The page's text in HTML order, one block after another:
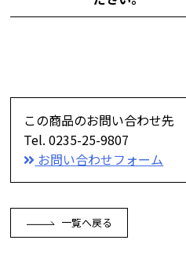
この商品のお問い合わせ先
Tel. 0235-25-9807
お問い合わせフォーム
一覧へ戻る